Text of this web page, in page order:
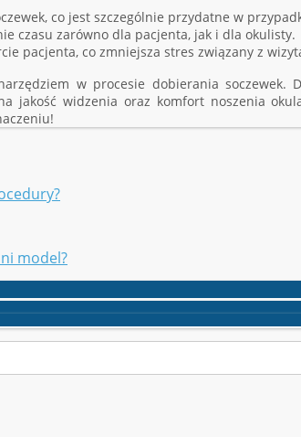
co jest szczególnie przydatne w
czasu zarówno dla pacjenta, jak i dla okulisty.
pacjenta, co zmniejsza stres związany z
w procesie dobierania
jakość widzenia oraz komfort noszenia
model?